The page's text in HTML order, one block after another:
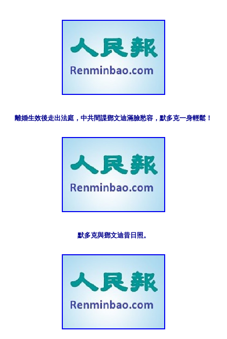
離婚生效後走出法庭，中共間諜鄧文迪滿臉愁容，默多克一身輕鬆！
默多克與鄧文迪昔日照。